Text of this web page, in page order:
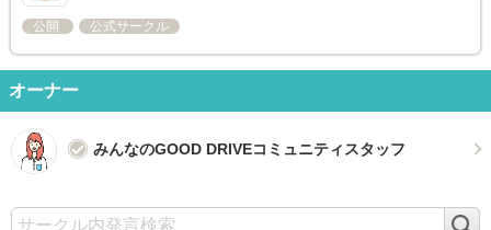
公開 公式サークル
オーナー
みんなのGOOD DRIVEコミュニティスタッフ